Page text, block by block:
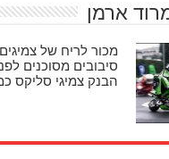
ארמן
מכור לריח של
סיבובים מסוכנים
הבנק צמיגי סליקס